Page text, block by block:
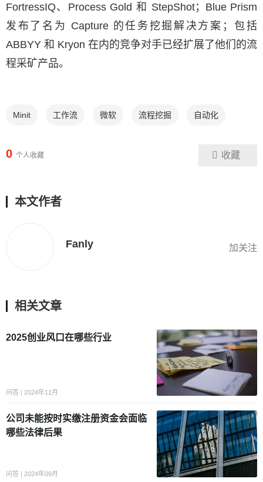
FortressIQ、Process Gold 和 StepShot；Blue Prism
发布了名为 Capture 的任务挖掘解决方案；包括
ABBYY 和 Kryon 在内的竞争对手已经扩展了他们的流
程采矿产品。
Minit 工作流 微软 流程挖掘 自动化
0 个人收藏 收藏
本文作者
Fanly 加关注
相关文章
2025创业风口在哪些行业
问答 | 2024年11月
公司未能按时实缴注册资金会面临
哪些法律后果
问答 | 2024年09月